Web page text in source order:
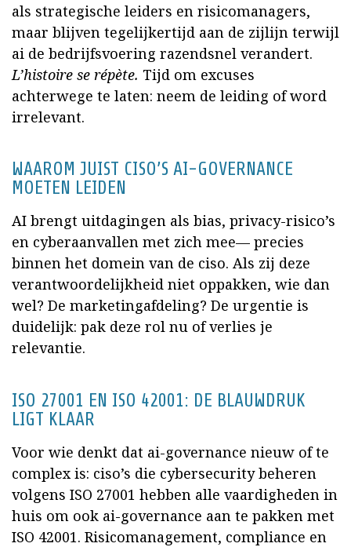
als strategische leiders en risicomanagers,
maar blijven tegelijkertijd aan de zijlijn terwijl
ai de bedrijfsvoering razendsnel verandert.
L’histoire se répète. Tijd om excuses
achterwege te laten: neem de leiding of word
irrelevant.
WAAROM JUIST CISO’S AI-GOVERNANCE
MOETEN LEIDEN
AI brengt uitdagingen als bias, privacy-risico’s
en cyberaanvallen met zich mee— precies
binnen het domein van de ciso. Als zij deze
verantwoordelijkheid niet oppakken, wie dan
wel? De marketingafdeling? De urgentie is
duidelijk: pak deze rol nu of verlies je
relevantie.
ISO 27001 EN ISO 42001: DE BLAUWDRUK
LIGT KLAAR
Voor wie denkt dat ai-governance nieuw of te
complex is: ciso’s die cybersecurity beheren
volgens ISO 27001 hebben alle vaardigheden in
huis om ook ai-governance aan te pakken met
ISO 42001. Risicomanagement, compliance en